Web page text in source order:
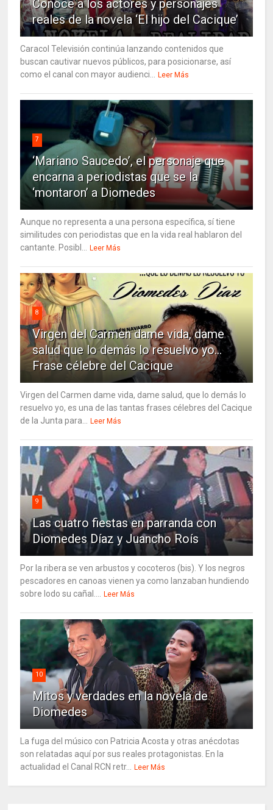
Conoce a los actores y personajes
reales de la novela ‘El hijo del Cacique’
Caracol Televisión continúa lanzando contenidos que
buscan cautivar nuevos públicos, para posicionarse, así
como el canal con mayor audienci...
Leer Más
7
‘Mariano Saucedo’, el personaje que
encarna a periodistas que se la
‘montaron’ a Diomedes
Aunque no representa a una persona específica, sí tiene
similitudes con periodistas que en la vida real hablaron del
cantante. Posibl...
Leer Más
8
Virgen del Carmen dame vida, dame
salud que lo demás lo resuelvo yo…
Frase célebre del Cacique
Virgen del Carmen dame vida, dame salud, que lo demás lo
resuelvo yo, es una de las tantas frases célebres del Cacique
de la Junta para...
Leer Más
9
Las cuatro fiestas en parranda con
Diomedes Díaz y Juancho Roís
Por la ribera se ven arbustos y cocoteros (bis). Y los negros
pescadores en canoas vienen ya como lanzaban hundiendo
sobre lodo su cañal....
Leer Más
10
Mitos y verdades en la novela de
Diomedes
La fuga del músico con Patricia Acosta y otras anécdotas
son relatadas aquí por sus reales protagonistas. En la
actualidad el Canal RCN retr...
Leer Más